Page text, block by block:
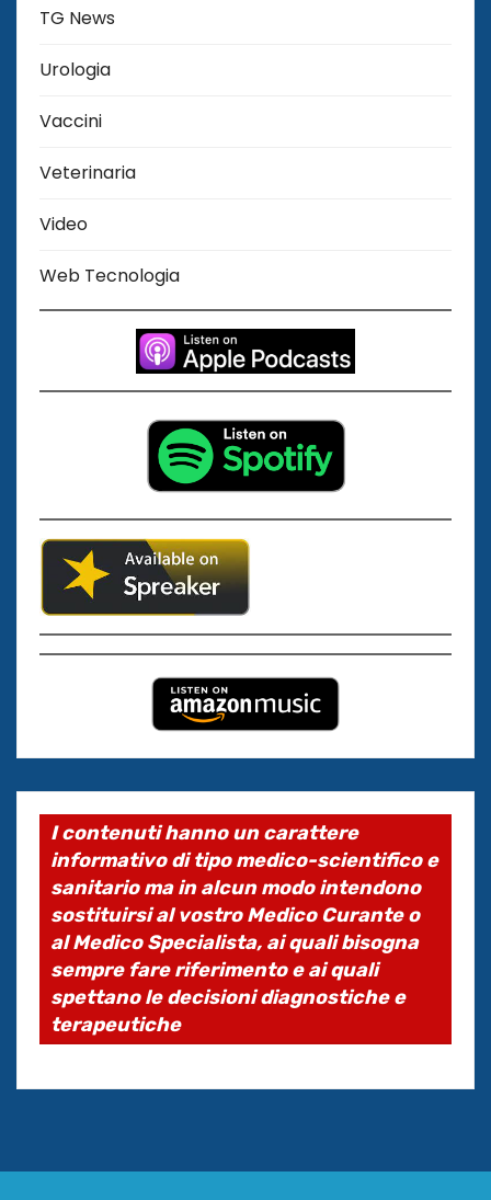
TG News
Urologia
Vaccini
Veterinaria
Video
Web Tecnologia
I contenuti hanno un carattere
informativo di tipo medico-scientifico e
sanitario ma in alcun modo intendono
sostituirsi al vostro Medico Curante o
al Medico Specialista, ai quali bisogna
sempre fare riferimento e ai quali
spettano le decisioni diagnostiche e
terapeutiche